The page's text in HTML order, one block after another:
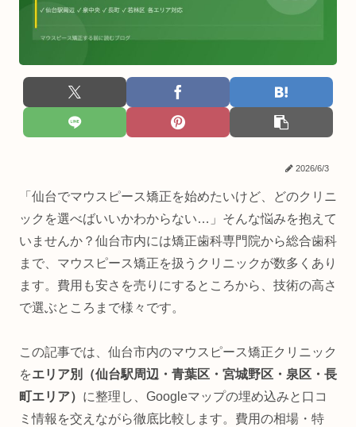
2026/6/3
「仙台でマウスピース矯正を始めたいけど、どのクリニ
ックを選べばいいかわからない…」そんな悩みを抱えて
いませんか？仙台市内には矯正歯科専門院から総合歯科
まで、マウスピース矯正を扱うクリニックが数多くあり
ます。費用も安さを売りにするところから、技術の高さ
で選ぶところまで様々です。
この記事では、仙台市内のマウスピース矯正クリニック
をエリア別（仙台駅周辺・青葉区・宮城野区・泉区・長
町エリア） に整理し、Googleマップの埋め込みと口コ
ミ情報を交えながら徹底比較します。費用の相場・特